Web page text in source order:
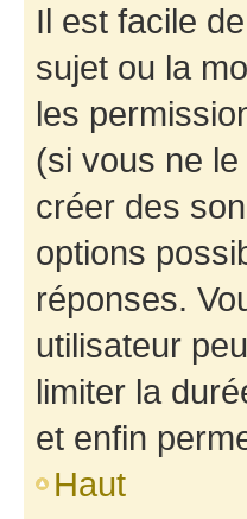
Il est facile
sujet ou la
les
(si vous ne
créer des
options
réponses.
utilisateur
limiter la
et enfin
Haut